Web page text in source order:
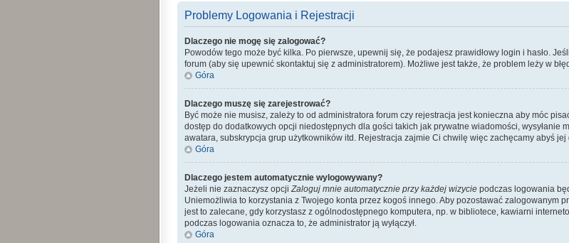
Problemy Logowania i Rejestracji
Dlaczego nie mogę się zalogować?
Powodów tego może być kilka. Po pierwsze, upewnij się, że podajesz prawidłowy login i hasło.
forum (aby się upewnić skontaktuj się z administratorem). Możliwe jest także, że problem leży w
Góra
Dlaczego muszę się zarejestrować?
Być może nie musisz, zależy to od administratora forum czy rejestracja jest konieczna aby móc
dostęp do dodatkowych opcji niedostępnych dla gości takich jak prywatne wiadomości, wysyłanie
awatara, subskrypcja grup użytkowników itd. Rejestracja zajmie Ci chwilę więc zachęcamy abyś jej
Góra
Dlaczego jestem automatycznie wylogowywany?
Jeżeli nie zaznaczysz opcjiZaloguj mnie automatycznie przy każdej wizycie podczas logowania
Uniemożliwia to korzystania z Twojego konta przez kogoś innego. Aby pozostawać zalogowanym
jest to zalecane, gdy korzystasz z ogólnodostępnego komputera, np. w bibliotece, kawiarni
podczas logowania oznacza to, że administrator ją wyłączył.
Góra